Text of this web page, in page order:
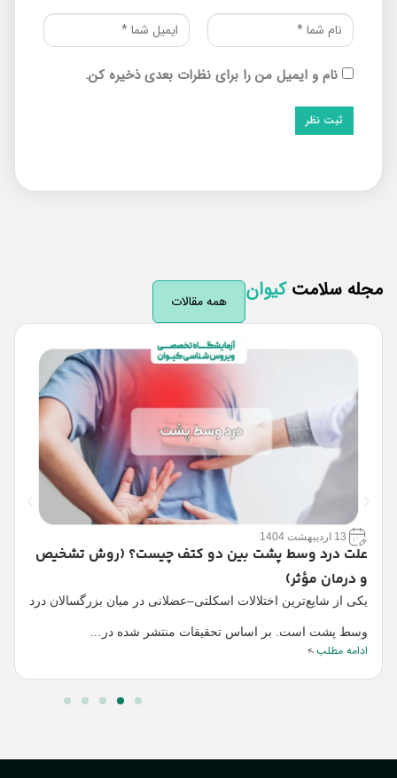
نام و ایمیل من را برای نظرات بعدی ذخیره کن.
سلامتکیوان همه مقالات
13 اردیبهشت 1404
علت درد وسط پشت بین دو کتف چیست؟ (روش تشخیص
و درمان مؤثر)
یکی از شایع‌ترین اختلالات اسکلتی–عضلانی در میان بزرگسالان درد
وسط پشت است. بر اساس تحقیقات منتشر شده در…
ادامه مطلب